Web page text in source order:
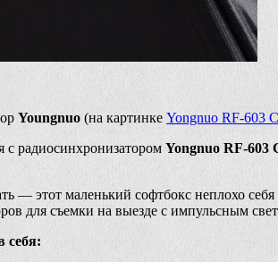
Youngnuo (на картинке Yongnuo RF-603
с радиосинхронизатором Yongnuo RF-603
— этот маленький софтбокс неплохо
для съемки на выезде с импульсным
себя: